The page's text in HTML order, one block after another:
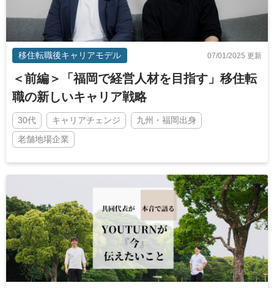
移住転職後キャリアモデル 07/01/2025 更新
＜前編＞「福岡で経営人材を目指す」移住転
職の新しいキャリア戦略
30代 キャリアチェンジ
九州・福岡出身
老舗地場企業